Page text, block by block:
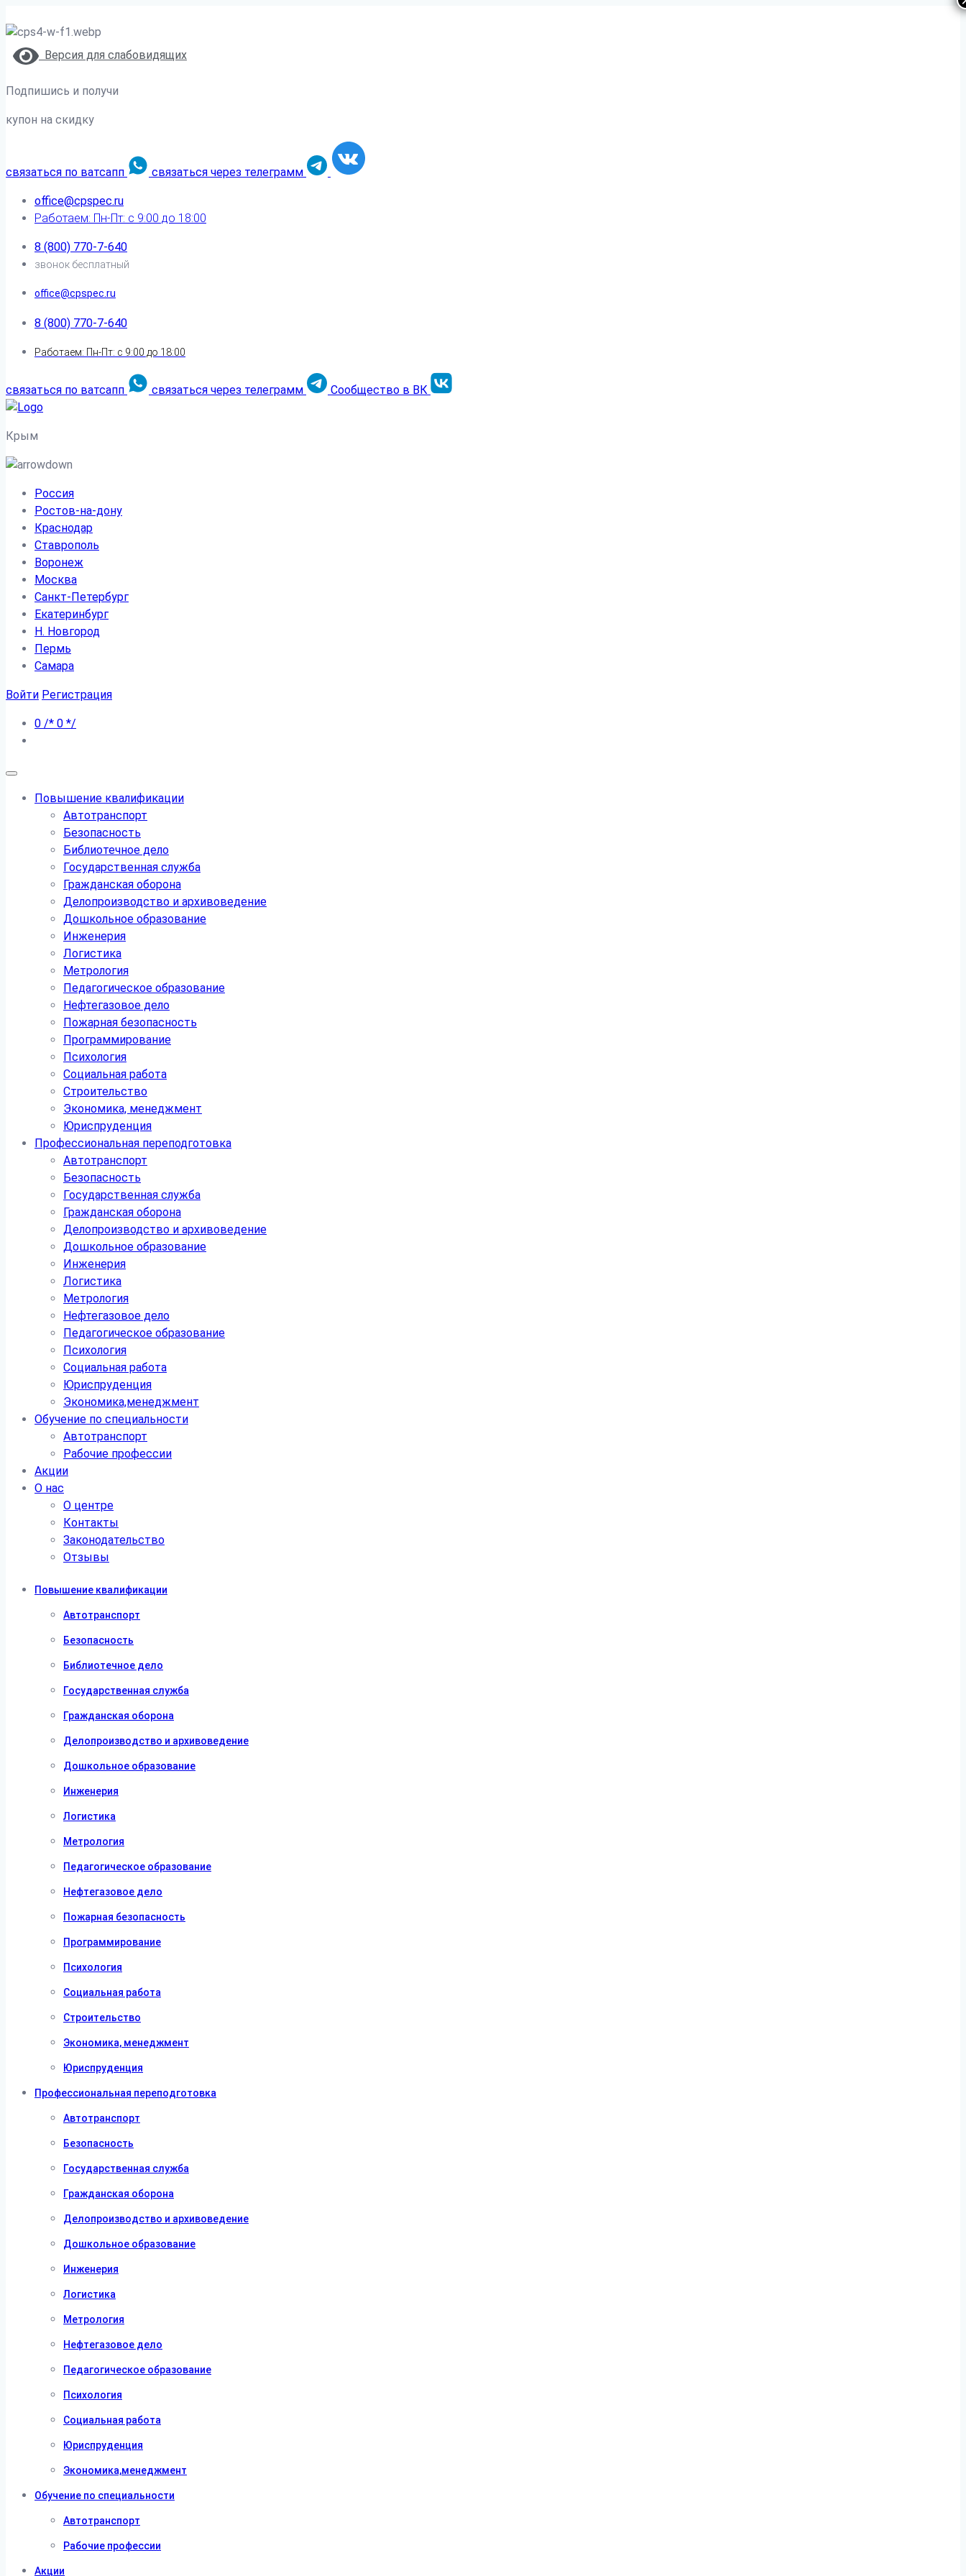
Версия для слабовидящих
Подпишись и получи
купон на скидку
связаться по ватсапп связаться через телеграмм
office@cpspec.ru
Работаем: Пн-Пт: с 9:00 до 18:00
8 (800) 770-7-640
звонок бесплатный
office@cpspec.ru
8 (800) 770-7-640
Работаем: Пн-Пт: с 9:00 до 18:00
связаться по ватсапп связаться через телеграмм Сообщество в ВК
Крым
Россия
Ростов-на-дону
Краснодар
Ставрополь
Воронеж
Москва
Санкт-Петербург
Екатеринбург
Н. Новгород
Пермь
Самара
Войти Регистрация
0 /* 0 */
Повышение квалификации
Автотранспорт
Безопасность
Библиотечное дело
Государственная служба
Гражданская оборона
Делопроизводство и архивоведение
Дошкольное образование
Инженерия
Логистика
Метрология
Педагогическое образование
Нефтегазовое дело
Пожарная безопасность
Программирование
Психология
Социальная работа
Строительство
Экономика, менеджмент
Юриспруденция
Профессиональная переподготовка
Автотранспорт
Безопасность
Государственная служба
Гражданская оборона
Делопроизводство и архивоведение
Дошкольное образование
Инженерия
Логистика
Метрология
Нефтегазовое дело
Педагогическое образование
Психология
Социальная работа
Юриспруденция
Экономика,менеджмент
Обучение по специальности
Автотранспорт
Рабочие профессии
Акции
О нас
О центре
Контакты
Законодательство
Отзывы
Повышение квалификации
Автотранспорт
Безопасность
Библиотечное дело
Государственная служба
Гражданская оборона
Делопроизводство и архивоведение
Дошкольное образование
Инженерия
Логистика
Метрология
Педагогическое образование
Нефтегазовое дело
Пожарная безопасность
Программирование
Психология
Социальная работа
Строительство
Экономика, менеджмент
Юриспруденция
Профессиональная переподготовка
Автотранспорт
Безопасность
Государственная служба
Гражданская оборона
Делопроизводство и архивоведение
Дошкольное образование
Инженерия
Логистика
Метрология
Нефтегазовое дело
Педагогическое образование
Психология
Социальная работа
Юриспруденция
Экономика,менеджмент
Обучение по специальности
Автотранспорт
Рабочие профессии
Акции